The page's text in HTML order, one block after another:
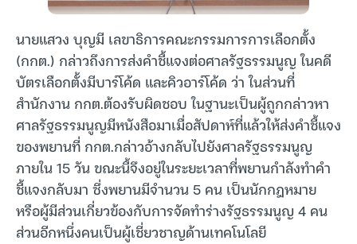
นายแสวง บุญมี เลขาธิการคณะกรรมการการเลือกตั้ง
(กกต.) กล่าวถึงการส่งคำชี้แจงต่อศาลรัฐธรรมนูญ ในคดี
บัตรเลือกตั้งมีบาร์โค้ด และคิวอาร์โค้ด ว่า ในส่วนที่
สำนักงาน กกต.ต้องรับผิดชอบ ในฐานะเป็นผู้ถูกกล่าวหา
ศาลรัฐธรรมนูญมีหนังสือมาเมื่อสัปดาห์ที่แล้วให้ส่งคำชี้แจง
ของพยานที่ กกต.กล่าวอ้างกลับไปยังศาลรัฐธรรมนูญ
ภายใน 15 วัน ขณะนี้จึงอยู่ในระยะเวลาที่พยานกำลังทำคำ
ชี้แจงกลับมา ซึ่งพยานมีจำนวน 5 คน เป็นนักกฎหมาย
หรือผู้มีส่วนเกี่ยวข้องกับการจัดทำร่างรัฐธรรมนูญ 4 คน
ส่วนอีกหนึ่งคนเป็นผู้เชี่ยวชาญด้านเทคโนโลยี